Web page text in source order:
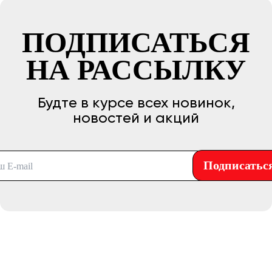
ПОДПИСАТЬСЯ
НА РАССЫЛКУ
Будте в курсе всех новинок,
новостей и акций